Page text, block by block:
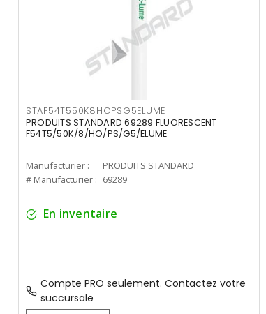
STAF54T550K8HOPSG5ELUME
PRODUITS STANDARD 69289 FLUORESCENT
F54T5/50K/8/HO/PS/G5/ELUME
Manufacturier :
PRODUITS STANDARD
# Manufacturier : 69289
En inventaire
Compte PRO seulement. Contactez votre
succursale